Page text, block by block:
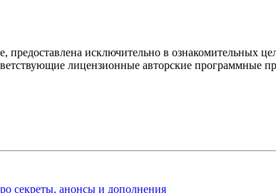
исключительно в ознакомительных
лицензионные авторские программные